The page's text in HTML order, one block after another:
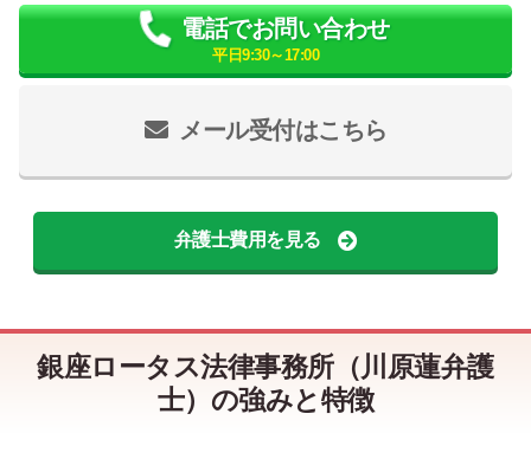
メール受付はこちら
電話でお問い合わせ
平日9:30～17:00
弁護士費用を見る
銀座ロータス法律事務所（川原蓮弁護
士）の強みと特徴